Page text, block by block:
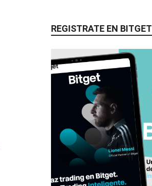
REGISTRATE EN BITGET